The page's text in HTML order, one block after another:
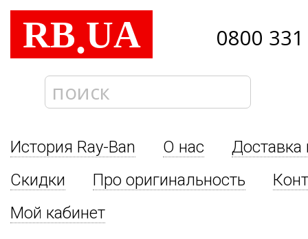
RB.UA 0800
История Ray-Ban О нас
Доставка
Скидки
Про оригинальность
Мой кабинет